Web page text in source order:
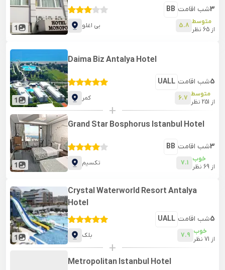
1
BB شب اقامت3
بی اغلو 5.8 متوسط
از 65 نظر
1
Daima Biz Antalya Hotel
UALL شب اقامت5
کمر 6.7 متوسط
از 251 نظر
+
1
Grand Star Bosphorus Istanbul Hotel
BB شب اقامت3
تکسیم 7.1 خوب
از 69 نظر
1
Crystal Waterworld Resort Antalya
Hotel
UALL شب اقامت5
بلک 7.9 خوب
از 71 نظر
+
Metropolitan Istanbul Hotel